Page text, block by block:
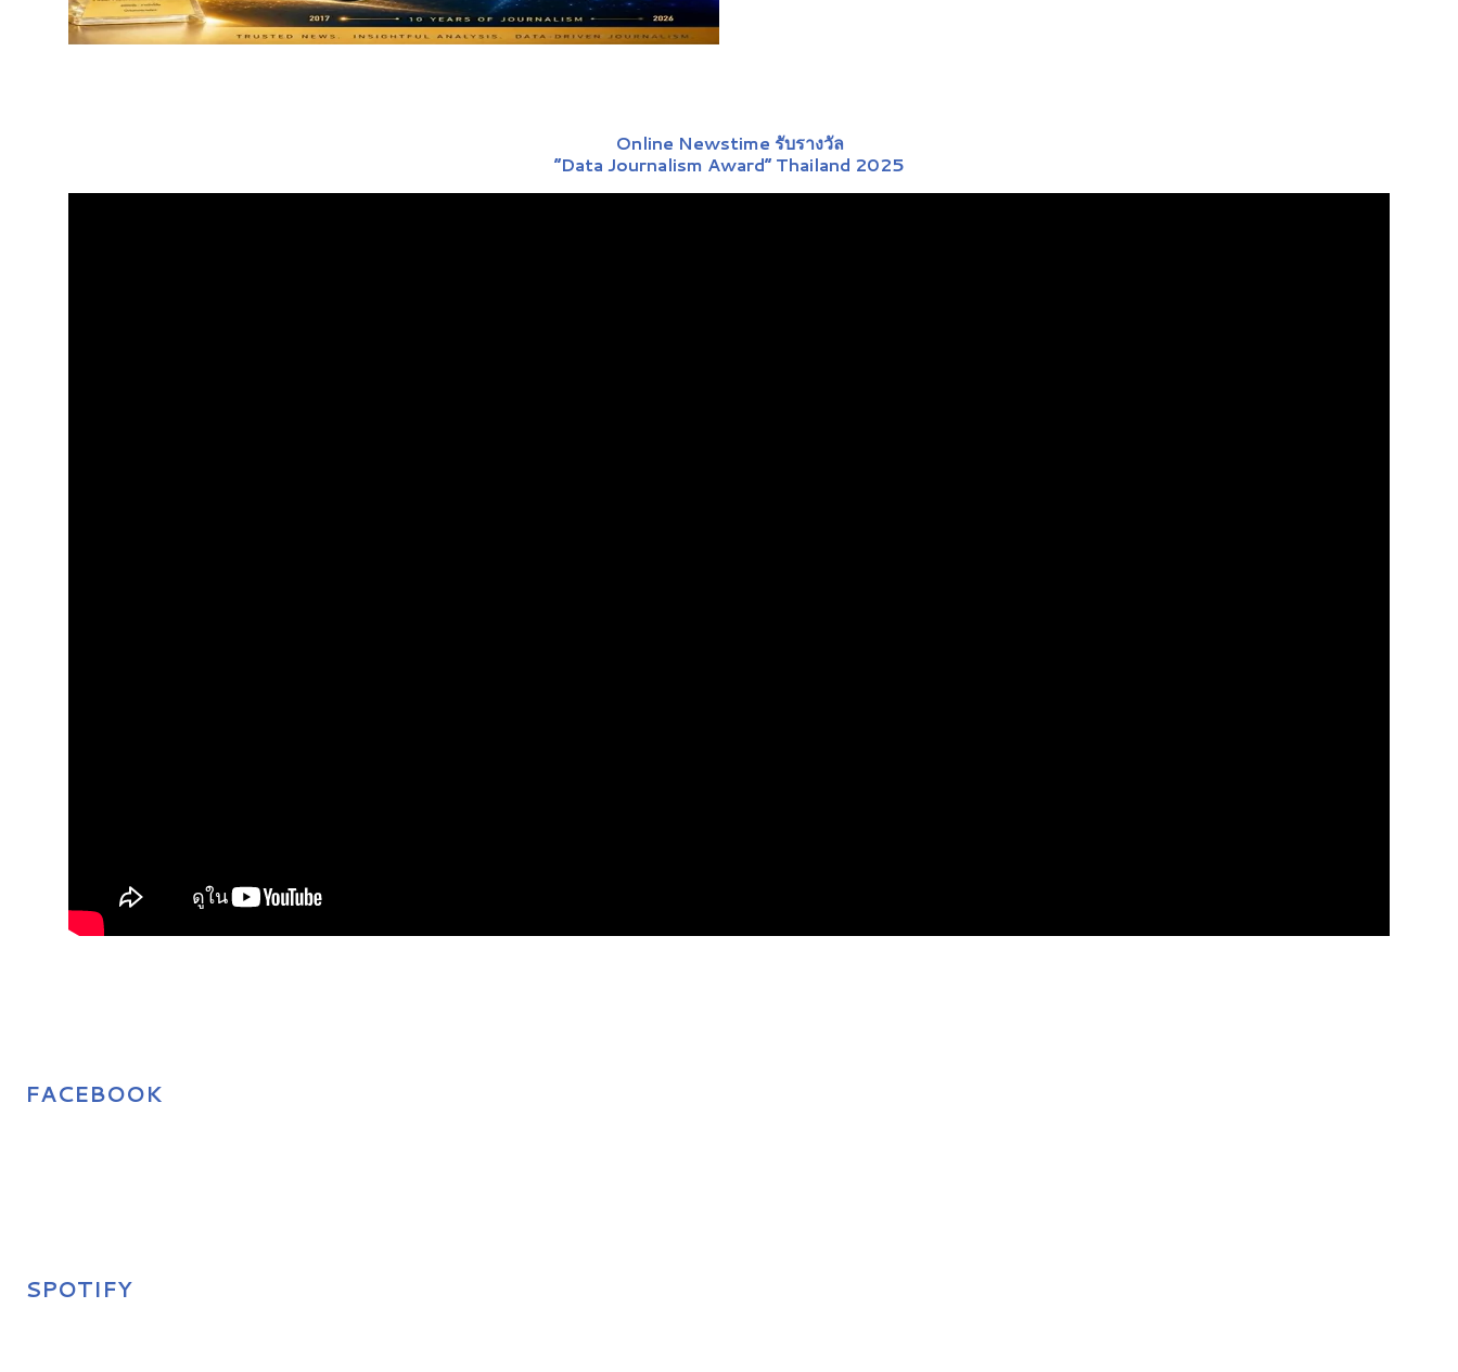
Online Newstime รับรางวัล
“Data Journalism Award” Thailand 2025
FACEBOOK
SPOTIFY